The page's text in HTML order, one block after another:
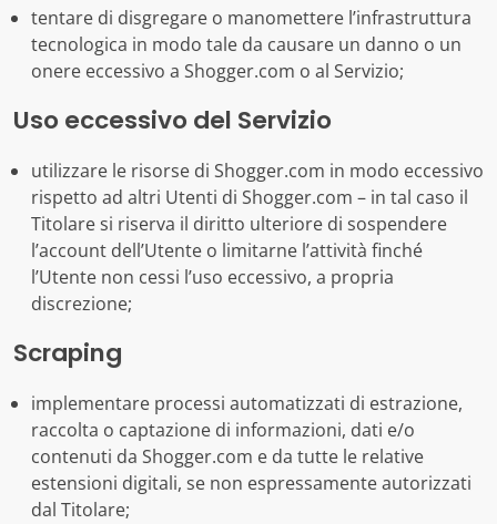
tentare di disgregare o manomettere l’infrastruttura
tecnologica in modo tale da causare un danno o un
onere eccessivo a Shogger.com o al Servizio;
Uso eccessivo del Servizio
utilizzare le risorse di Shogger.com in modo eccessivo
rispetto ad altri Utenti di Shogger.com – in tal caso il
Titolare si riserva il diritto ulteriore di sospendere
l’account dell’Utente o limitarne l’attività finché
l’Utente non cessi l’uso eccessivo, a propria
discrezione;
Scraping
implementare processi automatizzati di estrazione,
raccolta o captazione di informazioni, dati e/o
contenuti da Shogger.com e da tutte le relative
estensioni digitali, se non espressamente autorizzati
dal Titolare;